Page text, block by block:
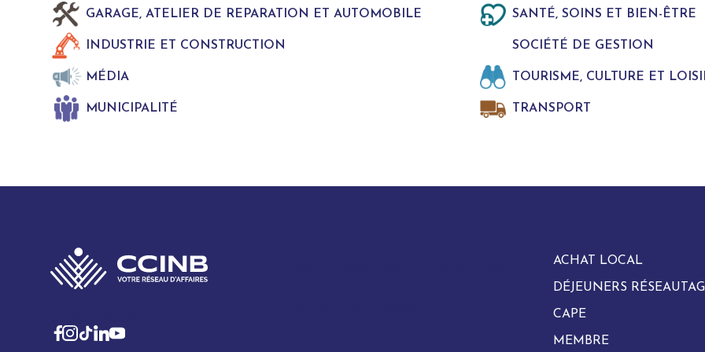
GARAGE, ATELIER DE REPARATION ET AUTOMOBILE SANTÉ, SOINS ET BIEN-ÊTRE
INDUSTRIE ET CONSTRUCTION SOCIÉTÉ DE GESTION
MÉDIA TOURISME, CULTURE ET
MUNICIPALITÉ TRANSPORT
ACHAT LOCAL
DÉJEUNERS
CAPE
MEMBRE